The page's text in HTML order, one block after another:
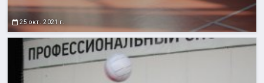
25 окт. 2021 г.